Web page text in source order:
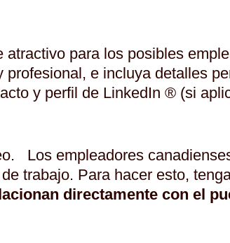
para los posibles
e incluya detalles
y perfil de LinkedIn ® (si
Los empleadores
trabajo. Para hacer esto,
directamente con el